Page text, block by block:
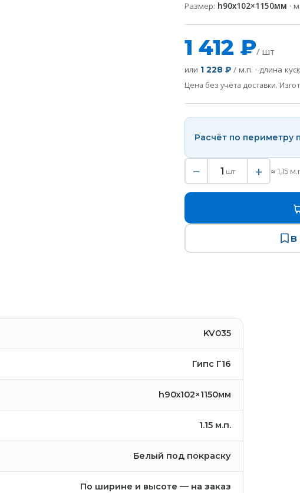
Размер: h90х102×1150мм ·
1 412 ₽/ шт
или 1 228 ₽ / м.п. · длина
Цена без учёта доставки.
Расчёт по периметру
− 1 шт + ≈ 1,15
В
KV035
Гипс Г16
h90х102×1150мм
1.15 м.п.
Белый под покраску
По ширине и высоте — на заказ